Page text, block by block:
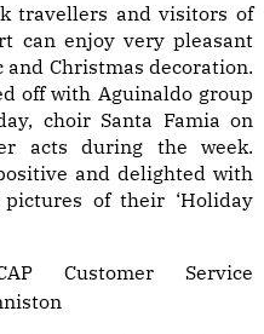
travellers and visitors of
can enjoy very pleasant
Christmas decoration.
off with Aguinaldo group
choir Santa Famia on
acts during the week.
and delighted with
of their ‘Holiday
Customer Service